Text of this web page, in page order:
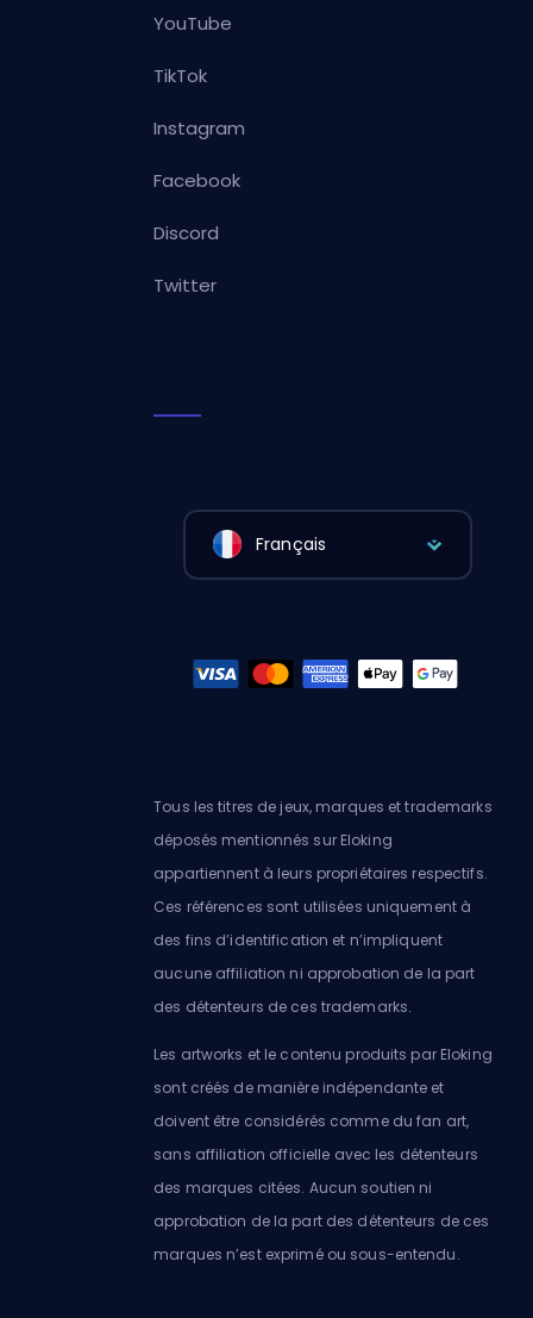
YouTube
TikTok
Instagram
Facebook
Discord
Twitter
Français
Tous les titres de jeux, marques et trademarks
déposés mentionnés sur Eloking
appartiennent à leurs propriétaires respectifs.
Ces références sont utilisées uniquement à
des fins d’identification et n’impliquent
aucune affiliation ni approbation de la part
des détenteurs de ces trademarks.
Les artworks et le contenu produits par Eloking
sont créés de manière indépendante et
doivent être considérés comme du fan art,
sans affiliation officielle avec les détenteurs
des marques citées. Aucun soutien ni
approbation de la part des détenteurs de ces
marques n’est exprimé ou sous-entendu.